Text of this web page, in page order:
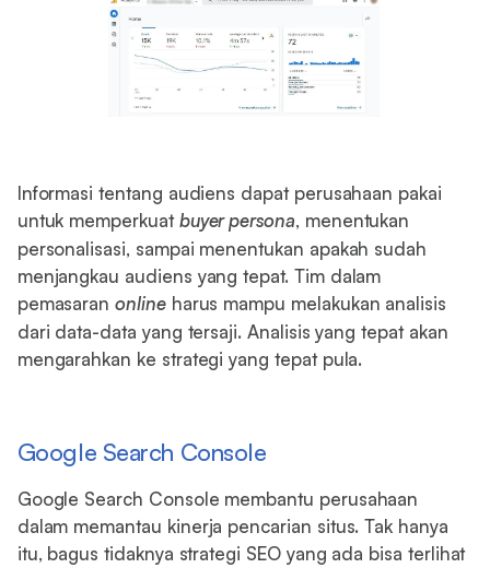
Informasi tentang audiens dapat perusahaan pakai
untuk memperkuatbuyer persona, menentukan
personalisasi, sampai menentukan apakah sudah
menjangkau audiens yang tepat. Tim dalam
pemasaranonlineharus mampu melakukan analisis
dari data-data yang tersaji. Analisis yang tepat akan
mengarahkan ke strategi yang tepat pula.
Google Search Console
Google Search Console membantu perusahaan
dalam memantau kinerja pencarian situs. Tak hanya
itu, bagus tidaknya strategi SEO yang ada bisa terlihat